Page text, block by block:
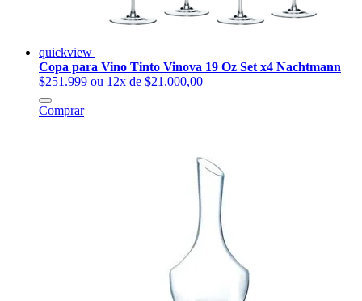
quickview
Copa para Vino Tinto Vinova 19 Oz Set x4 Nachtmann
$251.999 ou 12x de $21.000,00
Comprar